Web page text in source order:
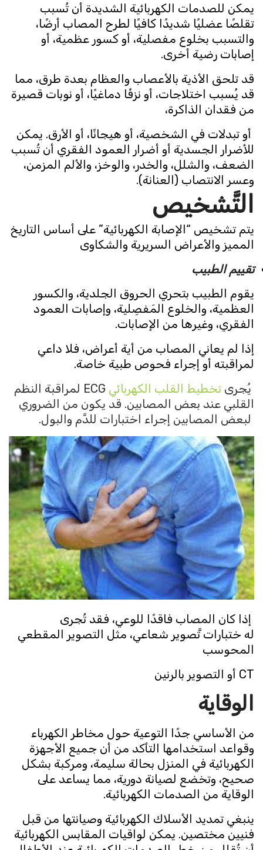
يمكن للصدمات الكهربائية الشديدة أن تُسبب
تقلصًا عضليًا شديدًا كافيًا لطرح المصاب أرضًا،
والتسبب بخلوع مفصلية، أو كسور عظمية، أو
إصابات رضية أخرى.
قد تلحق الأذية بالأعصاب والعظام بعدة طرق، مما
قد يُسبب اختلاجات، أو نزفًا دماغيًا، أو نوبات قصيرة
من فقدان الذاكرة،
أو تبدلات في الشخصية، أو هيجانًا، أو الأرق. يمكن
للأضرار الجسدية أو أضرار العمود الفقري أن تُسبب
الضعف، والشلل، والخدر، والوخز، والألم المزمن،
وعسر الانتصاب (العنانة).
التَّشخيص
يتم تشخيص “الإصابة الكهربائية” على أساس التاريخ
المميز والأعراض السريرية والشكاوى
تقييم الطبيب
يقوم الطبيب بتحري الحروق الجلدية، والكسور
العظمية، والخلوع المَفصِلية، وإصابات العمود
الفقري، وغيرها من الإصابات.
إذا لم يعاني المصاب من أية أعراض، فلا داعي
لمراقبته أو إجراء فحوص طبية خاصة.
يُجرىتخطيط القلب الكهربائي
ECG لمراقبة النظم
القلبي عند بعض المصابين. قد يكون من الضروري
لبعض المصابين إجراء اختبارات للدَّم والبول.
إذا كان المصاب فاقدًا للوعي، فقد تُجرى
له ختبارات تَّصوير شعاعي، مثل التصوير المقطعي
المحوسب
CT أو التصوير بالرنين
الوقاية
من الأساسي جدًا التوعية حول مخاطر الكهرباء
وقواعد استخدامها التأكد من أن جميع الأجهزة
الكهربائية في المنزل بحالة سليمة، ومركبة بشكل
صحيح، وتخضع لصيانة دورية، مما يساعد على
الوقاية من الصدمات الكهربائية.
ينبغي تمديد الأسلاك الكهربائية وصيانتها من قبل
فنيين مختصين. يمكن لواقيات المقابس الكهربائية